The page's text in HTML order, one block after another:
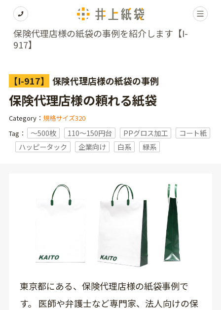
保険代理店様の紙袋の事例を紹介します【I-
917】
【I-917】 保険代理店様の紙袋の事例
保険代理店様の頼れる紙袋
Category： 規格サイズ320
Tag：
〜500枚 110～150円台 PPグロス加工
コート紙
ハッピータック
企業向け 白系 緑系
東京都にある、保険代理店様の紙袋事例で
す。 医師や弁護士など専門家、法人向けの保